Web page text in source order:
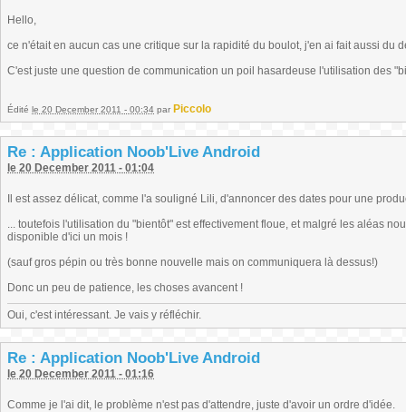
Hello,
ce n'était en aucun cas une critique sur la rapidité du boulot, j'en ai fait aussi du
C'est juste une question de communication un poil hasardeuse l'utilisation des
Édité le 20 December 2011 - 00:34 par Piccolo
Re : Application Noob'Live Android
le 20 December 2011 - 01:04
Il est assez délicat, comme l'a souligné Lili, d'annoncer des dates pour une
... toutefois l'utilisation du "bientôt" est effectivement floue, et malgré les aléas
disponible d'ici un mois !
(sauf gros pépin ou très bonne nouvelle mais on communiquera là dessus!)
Donc un peu de patience, les choses avancent !
Oui, c'est intéressant. Je vais y réfléchir.
Re : Application Noob'Live Android
le 20 December 2011 - 01:16
Comme je l'ai dit, le problème n'est pas d'attendre, juste d'avoir un ordre d'idée.